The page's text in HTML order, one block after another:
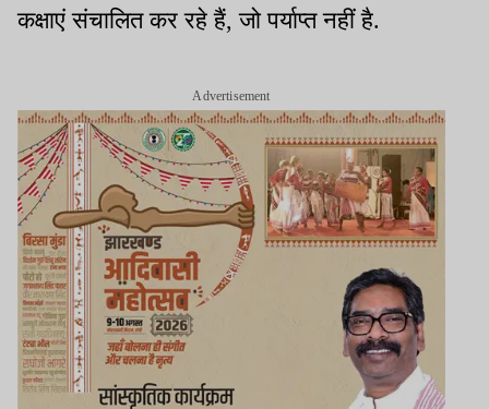
कक्षाएं संचालित कर रहे हैं, जो पर्याप्त नहीं है.
Advertisement